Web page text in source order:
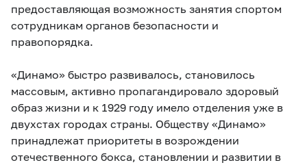
предоставляющая возможность занятия спортом
сотрудникам органов безопасности и
правопорядка.
«Динамо» быстро развивалось, становилось
массовым, активно пропагандировало здоровый
образ жизни и к 1929 году имело отделения уже в
двухстах городах страны. Обществу «Динамо»
принадлежат приоритеты в возрождении
отечественного бокса, становлении и развитии в